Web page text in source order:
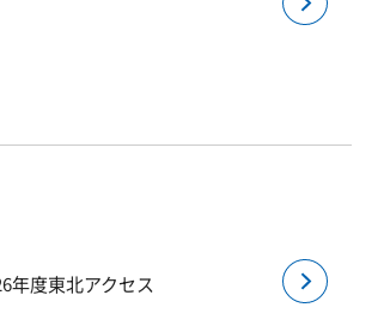
年度東北アクセス